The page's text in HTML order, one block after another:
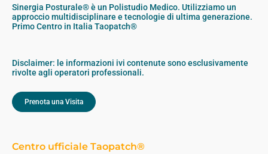
Sinergia Posturale® è un Polistudio Medico. Utilizziamo un
approccio multidisciplinare e tecnologie di ultima generazione.
Primo Centro in Italia Taopatch®
Disclaimer: le informazioni ivi contenute sono esclusivamente
rivolte agli operatori professionali.
Prenota una Visita
Centro ufficiale Taopatch®